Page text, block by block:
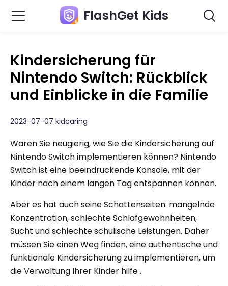
FlashGet Kids
Kindersicherung für
Nintendo Switch: Rückblick
und Einblicke in die Familie
2023-07-07 kidcaring
Waren Sie neugierig, wie Sie die Kindersicherung auf
Nintendo Switch implementieren können? Nintendo
Switch ist eine beeindruckende Konsole, mit der
Kinder nach einem langen Tag entspannen können.
Aber es hat auch seine Schattenseiten: mangelnde
Konzentration, schlechte Schlafgewohnheiten,
Sucht und schlechte schulische Leistungen. Daher
müssen Sie einen Weg finden, eine authentische und
funktionale Kindersicherung zu implementieren, um
die Verwaltung Ihrer Kinder hilfe .